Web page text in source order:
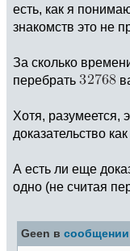
есть, как я
знакомств это не
За сколько
перебрать
Хотя, разумеется,
доказательство как
А есть ли еще
одно (не считая
Geen в сообщении